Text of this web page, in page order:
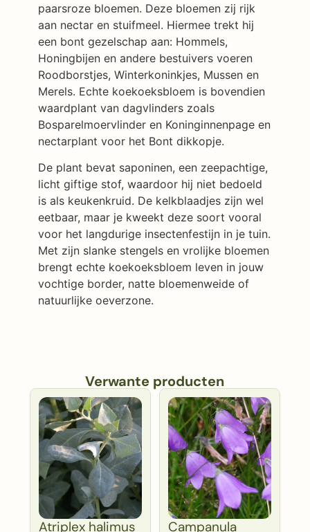
paarsroze bloemen. Deze bloemen zij rijk
aan nectar en stuifmeel. Hiermee trekt hij
een bont gezelschap aan: Hommels,
Honingbijen en andere bestuivers voeren
Roodborstjes, Winterkoninkjes, Mussen en
Merels. Echte koekoeksbloem is bovendien
waardplant van dagvlinders zoals
Bosparelmoervlinder en Koninginnenpage en
nectarplant voor het Bont dikkopje.
De plant bevat saponinen, een zeepachtige,
licht giftige stof, waardoor hij niet bedoeld
is als keukenkruid. De kelkblaadjes zijn wel
eetbaar, maar je kweekt deze soort vooral
voor het langdurige insectenfestijn in je tuin.
Met zijn slanke stengels en vrolijke bloemen
brengt echte koekoeksbloem leven in jouw
vochtige border, natte bloemenweide of
natuurlijke oeverzone.
Verwante producten
Atriplex halimus
Campanula